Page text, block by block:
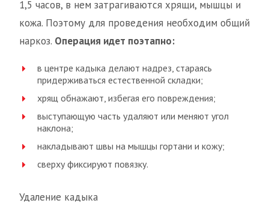
1,5 часов, в нем затрагиваются хрящи, мышцы и
кожа. Поэтому для проведения необходим общий
наркоз. Операция идет поэтапно:
в центре кадыка делают надрез, стараясь
придерживаться естественной складки;
хрящ обнажают, избегая его повреждения;
выступающую часть удаляют или меняют угол
наклона;
накладывают швы на мышцы гортани и кожу;
сверху фиксируют повязку.
Удаление кадыка